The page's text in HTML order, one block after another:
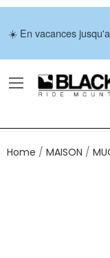
☀️ En vacances
Home MAISON